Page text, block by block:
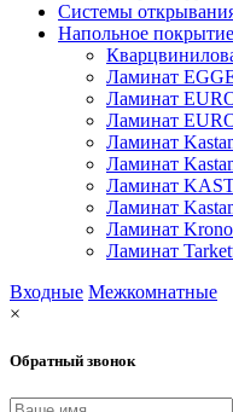
Системы
Напольное покрытие
Ламинат
Ламинат
Ламинат
Ламинат
Ламинат
Ламинат
Ламинат
Ламинат
Ламинат
Входные Межкомнатные
×
Обратный звонок